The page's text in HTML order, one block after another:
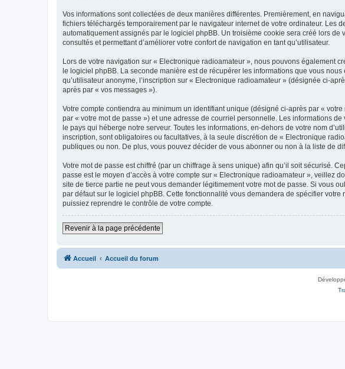
Vos informations sont collectées de deux manières différentes. Premièrement, en
fichiers téléchargés temporairement par le navigateur internet de votre ordinateur. Les
automatiquement assignés par le logiciel phpBB. Un troisième cookie sera créé lors
consultés et permettant d’améliorer votre confort de navigation en tant qu’utilisateur.
Lors de votre navigation sur « Electronique radioamateur », nous pouvons également
le logiciel phpBB. La seconde manière est de récupérer les informations que vous
qu’utilisateur anonyme, l’inscription sur « Electronique radioamateur » (désignée ci-
après par « vos messages »).
Votre compte contiendra au minimum un identifiant unique (désigné ci-après par «
par « votre mot de passe ») et une adresse de courriel personnelle. Les informations
le pays qui héberge notre serveur. Toutes les informations, en-dehors de votre nom
inscription, sont obligatoires ou facultatives, à la seule discrétion de « Electronique
publiques ou non. De plus, vous pouvez décider de vous abonner ou non à la liste de
Votre mot de passe est chiffré (par un chiffrage à sens unique) afin qu’il soit sécurisé.
passe est le moyen d’accès à votre compte sur « Electronique radioamateur », veillez
site de tierce partie ne peut vous demander légitimement votre mot de passe. Si vous
par défaut sur le logiciel phpBB. Cette fonctionnalité vous demandera de spécifier
puissiez reprendre le contrôle de votre compte.
Revenir à la page précédente
Accueil Accueil du forum